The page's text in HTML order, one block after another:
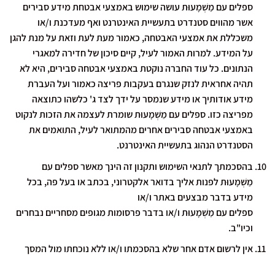
ספלים עם מַשְׁמָעוּת עושה שימוש באמצעי אבטחת מידע סבירים
אשר מהווים סטנדרט בתעשיית האינטרנט ואף מעדכנת ו/או
משכללת את אמצעי האבטחה, כאמור מעת לעת וזאת על מנת להגן
על המידע. למרות האמור לעיל, קיים סיכון של חדירה למאגרי
הנתונים. כל עוד החברה נוקטת באמצעי אבטחה סבירים, היא לא
תהיה אחראית לנזק שנגרם בעקבות פריצה כאמור ועל העברת
מידע אודותיך או מידע שנמסר על ידך לצד ג' כלשהו כתוצאה
מפריצה כזו. ספלים עם מַשְׁמָעוּת שומרת לעצמה את הזכות לנקוט
באמצעי אבטחה סבירים אחרים מהמתואר לעיל, התואמים את
הסטנדרט הנהוג בתעשיית האינטרנט.
בהסכמתך לתנאי השימוש ותקנון זה הינך מאשר ספלים עם
מַשְׁמָעוּת לפנות אליך בדואר אלקטרוני, בכתב או בעל פה, בכל
מידע בדבר מבצעים באתר ו/או
ספלים עם מַשְׁמָעוּת ו/או בדבר פרסומות מגופים מסחריים נבחרים
וכיו"ב.
אין לרשום אדם אחר שלא בהסכמתו ו/או ללא נוכחתו מול המסך